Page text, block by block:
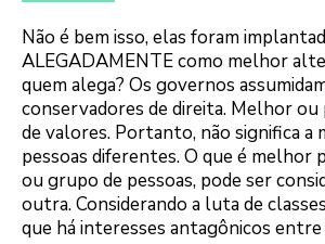
Não é bem isso, elas foram
ALEGADAMENTE como melhor
quem alega? Os governos
conservadores de direita. Melhor
de valores. Portanto, não significa a
pessoas diferentes. O que é melhor
ou grupo de pessoas, pode ser
outra. Considerando a luta de
que há interesses antagônicos entre